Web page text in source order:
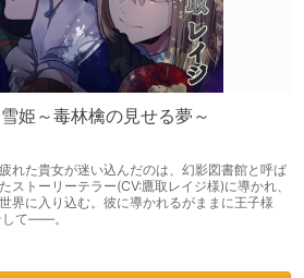
姫～毒林檎の見せる夢～
れた貴女が迷い込んだのは、幻影図書館と呼ば
ストーリーテラー(CV:鷹取レイジ様)に導かれ、
界に入り込む。彼に導かれるがままに王子様
して――。